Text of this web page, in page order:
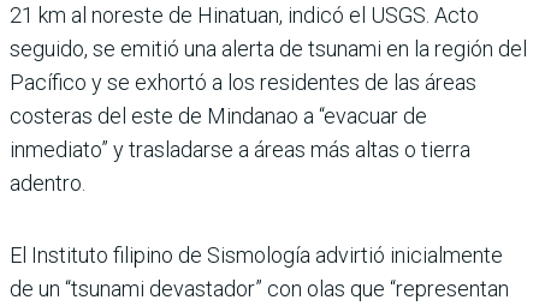
21 km al noreste de Hinatuan, indicó el USGS. Acto
seguido, se emitió una alerta de tsunami en la región del
Pacífico y se exhortó a los residentes de las áreas
costeras del este de Mindanao a “evacuar de
inmediato” y trasladarse a áreas más altas o tierra
adentro.
El Instituto filipino de Sismología advirtió inicialmente
de un “tsunami devastador” con olas que “representan